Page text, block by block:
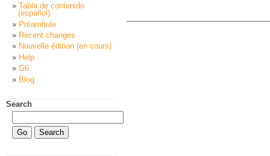
Tabla de contenido
(español)
Préambule
Recent changes
Nouvelle édition (en cours)
Help
G6
Blog
Search